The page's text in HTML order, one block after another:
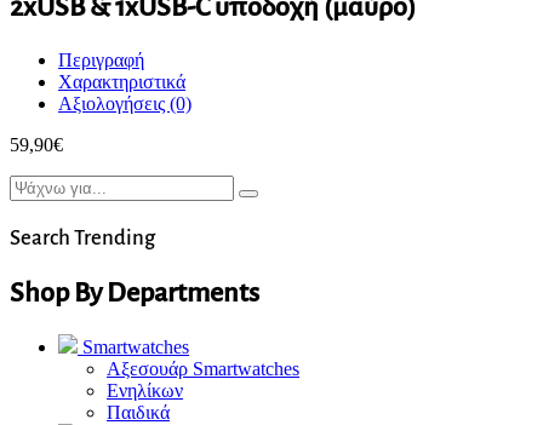
2xUSB & 1xUSB-C υποδοχή (μαύρο)
Περιγραφή
Χαρακτηριστικά
Αξιολογήσεις (0)
59,90€
Search Trending
Shop By Departments
Smartwatches
Αξεσουάρ Smartwatches
Ενηλίκων
Παιδικά